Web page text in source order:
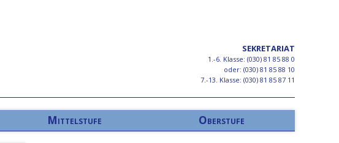
SEKRETARIAT
1.-6. Klasse: (030) 81 85 88 0
oder: (030) 81 85 88 10
7.-13. Klasse: (030) 81 85 87 11
Mittelstufe Oberstufe